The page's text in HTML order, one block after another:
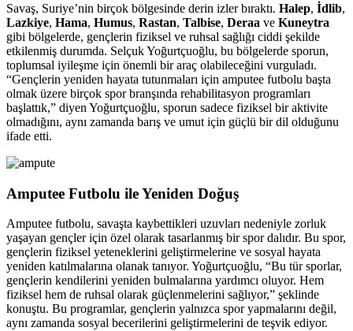
Savaş, Suriye’nin birçok bölgesinde derin izler bıraktı. Halep, İdlib,
Lazkiye, Hama, Humus, Rastan, Talbise, Deraa ve Kuneytra
gibi bölgelerde, gençlerin fiziksel ve ruhsal sağlığı ciddi şekilde
etkilenmiş durumda. Selçuk Yoğurtçuoğlu, bu bölgelerde sporun,
toplumsal iyileşme için önemli bir araç olabileceğini vurguladı.
“Gençlerin yeniden hayata tutunmaları için amputee futbolu başta
olmak üzere birçok spor branşında rehabilitasyon programları
başlattık,” diyen Yoğurtçuoğlu, sporun sadece fiziksel bir aktivite
olmadığını, aynı zamanda barış ve umut için güçlü bir dil olduğunu
ifade etti.
Amputee Futbolu ile Yeniden Doğuş
Amputee futbolu, savaşta kaybettikleri uzuvları nedeniyle zorluk
yaşayan gençler için özel olarak tasarlanmış bir spor dalıdır. Bu spor,
gençlerin fiziksel yeteneklerini geliştirmelerine ve sosyal hayata
yeniden katılmalarına olanak tanıyor. Yoğurtçuoğlu, “Bu tür sporlar,
gençlerin kendilerini yeniden bulmalarına yardımcı oluyor. Hem
fiziksel hem de ruhsal olarak güçlenmelerini sağlıyor,” şeklinde
konuştu. Bu programlar, gençlerin yalnızca spor yapmalarını değil,
aynı zamanda sosyal becerilerini geliştirmelerini de teşvik ediyor.